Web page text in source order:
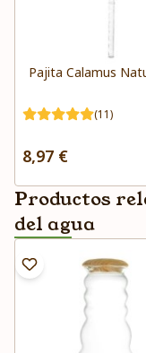
Pajita Calamus
(11)
8,97 €
Productos
del agua